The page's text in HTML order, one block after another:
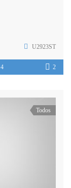
U2923ST
4 2
Todos